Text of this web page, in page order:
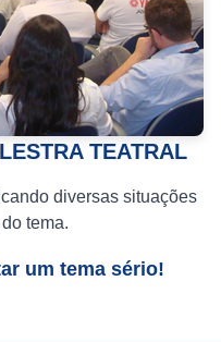
TEATRAL
diversas situações
tema.
um tema sério!